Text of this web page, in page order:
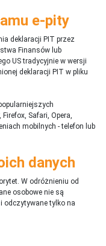
e-pity
deklaracji PIT przez
Finansów lub
US tradycyjnie w wersji
deklaracji PIT w pliku
Safari, Opera,
mobilnych - telefon lub
danych
W odróżnieniu od
osobowe nie są
odczytywane tylko na